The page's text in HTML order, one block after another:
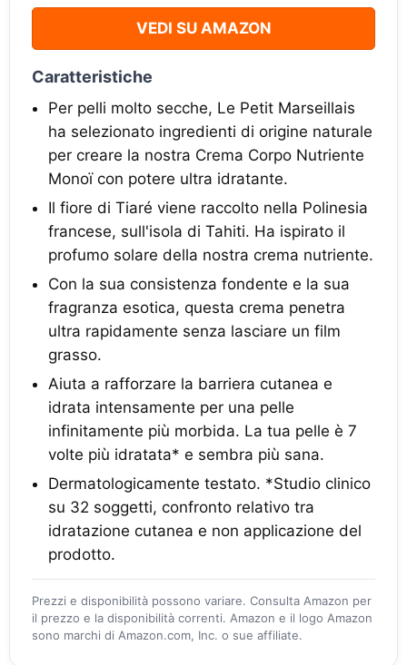
VEDI SU AMAZON
Caratteristiche
Per pelli molto secche, Le Petit Marseillais
ha selezionato ingredienti di origine naturale
per creare la nostra Crema Corpo Nutriente
Monoï con potere ultra idratante.
Il fiore di Tiaré viene raccolto nella Polinesia
francese, sull'isola di Tahiti. Ha ispirato il
profumo solare della nostra crema nutriente.
Con la sua consistenza fondente e la sua
fragranza esotica, questa crema penetra
ultra rapidamente senza lasciare un film
grasso.
Aiuta a rafforzare la barriera cutanea e
idrata intensamente per una pelle
infinitamente più morbida. La tua pelle è 7
volte più idratata* e sembra più sana.
Dermatologicamente testato. *Studio clinico
su 32 soggetti, confronto relativo tra
idratazione cutanea e non applicazione del
prodotto.
Prezzi e disponibilità possono variare. Consulta Amazon per
il prezzo e la disponibilità correnti. Amazon e il logo Amazon
sono marchi di Amazon.com, Inc. o sue affiliate.